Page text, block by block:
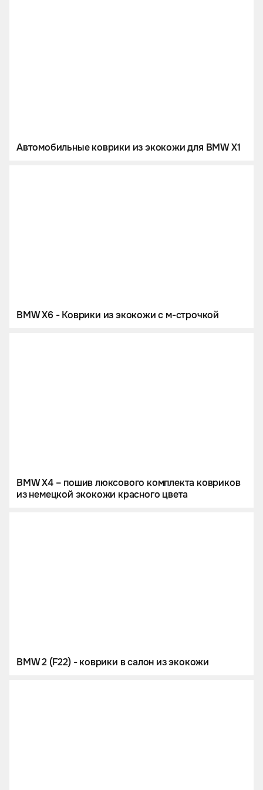
Автомобильные коврики из экокожи для BMW X1
BMW X6 - Коврики из экокожи с м-строчкой
BMW X4 – пошив люксового комплекта ковриков
из немецкой экокожи красного цвета
BMW 2 (F22) - коврики в салон из экокожи